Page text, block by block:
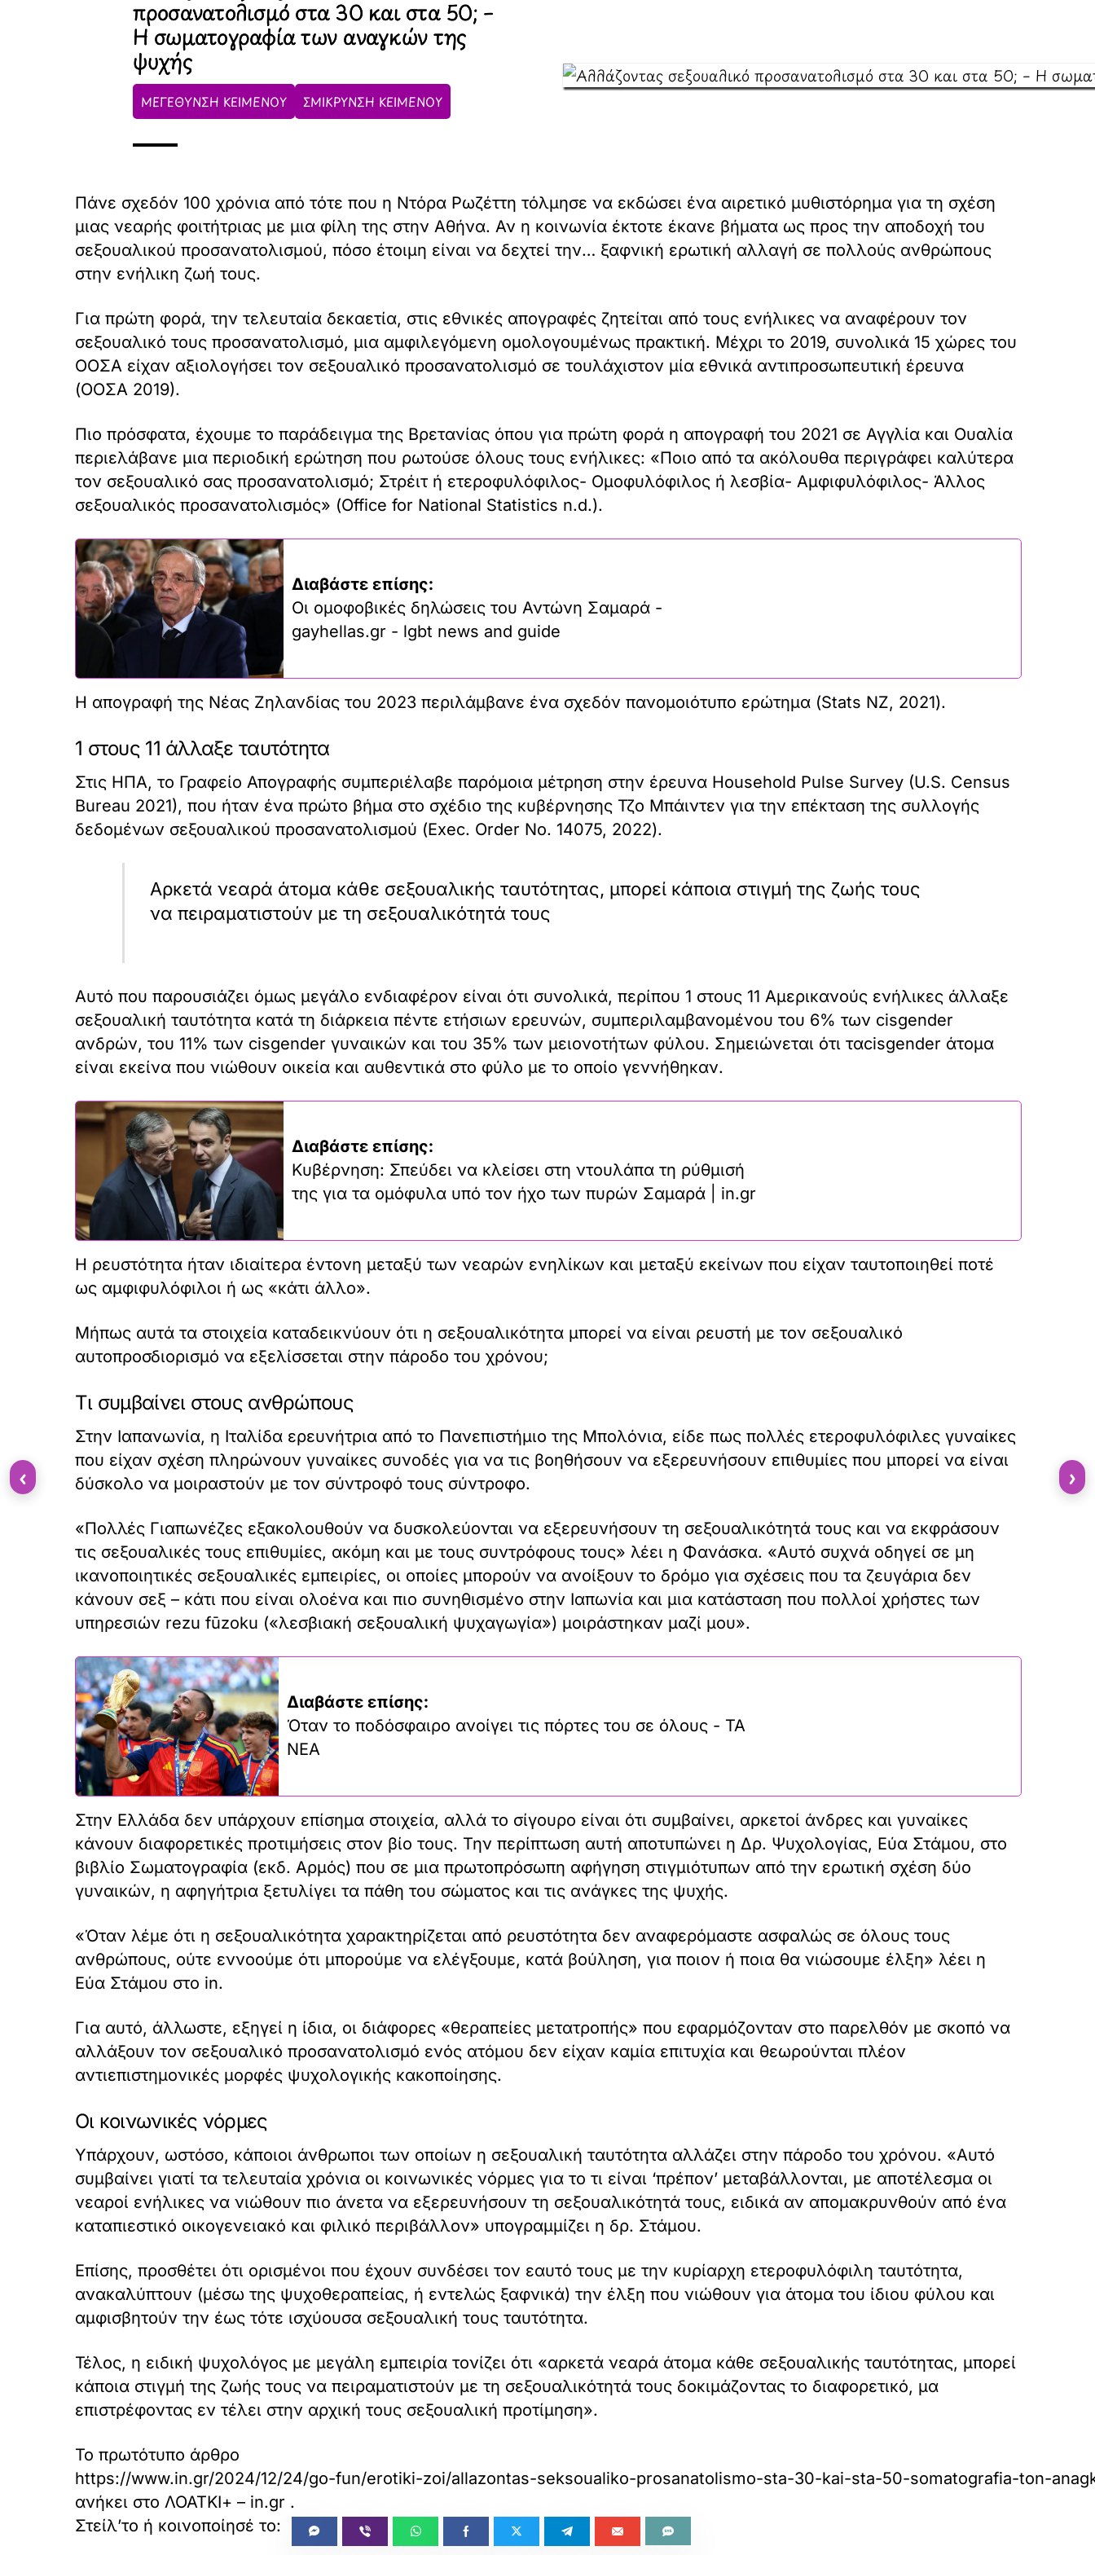
προσανατολισμό στα 30 και στα 50; –
Η σωματογραφία των αναγκών της
ψυχής
ΜΕΓΕΘΥΝΣΗ ΚΕΙΜΕΝΟΥ ΣΜΙΚΡΥΝΣΗ ΚΕΙΜΕΝΟΥ
Πάνε σχεδόν 100 χρόνια από τότε που η Ντόρα Ρωζέττη τόλμησε να εκδώσει ένα αιρετικό μυθιστόρημα για τη σχέση
μιας νεαρής φοιτήτριας με μια φίλη της στην Αθήνα. Αν η κοινωνία έκτοτε έκανε βήματα ως προς την αποδοχή του
σεξουαλικού προσανατολισμού, πόσο έτοιμη είναι να δεχτεί την… ξαφνική ερωτική αλλαγή σε πολλούς ανθρώπους
στην ενήλικη ζωή τους.
Για πρώτη φορά, την τελευταία δεκαετία, στις εθνικές απογραφές ζητείται από τους ενήλικες να αναφέρουν τον
σεξουαλικό τους προσανατολισμό, μια αμφιλεγόμενη ομολογουμένως πρακτική. Μέχρι το 2019, συνολικά 15 χώρες του
ΟΟΣΑ είχαν αξιολογήσει τον σεξουαλικό προσανατολισμό σε τουλάχιστον μία εθνικά αντιπροσωπευτική έρευνα
(ΟΟΣΑ 2019).
Πιο πρόσφατα, έχουμε το παράδειγμα της Βρετανίας όπου για πρώτη φορά η απογραφή του 2021 σε Αγγλία και Ουαλία
περιελάβανε μια περιοδική ερώτηση που ρωτούσε όλους τους ενήλικες: «Ποιο από τα ακόλουθα περιγράφει καλύτερα
τον σεξουαλικό σας προσανατολισμό; Στρέιτ ή ετεροφυλόφιλος- Ομοφυλόφιλος ή λεσβία- Αμφιφυλόφιλος- Άλλος
σεξουαλικός προσανατολισμός» (Office for National Statistics n.d.).
Διαβάστε επίσης:
Οι ομοφοβικές δηλώσεις του Αντώνη Σαμαρά -
gayhellas.gr - lgbt news and guide
Η απογραφή της Νέας Ζηλανδίας του 2023 περιλάμβανε ένα σχεδόν πανομοιότυπο ερώτημα (Stats NZ, 2021).
1 στους 11 άλλαξε ταυτότητα
Στις ΗΠΑ, το Γραφείο Απογραφής συμπεριέλαβε παρόμοια μέτρηση στην έρευνα Household Pulse Survey (U.S. Census
Bureau 2021), που ήταν ένα πρώτο βήμα στο σχέδιο της κυβέρνησης Τζο Μπάιντεν για την επέκταση της συλλογής
δεδομένων σεξουαλικού προσανατολισμού (Exec. Order No. 14075, 2022).
Αρκετά νεαρά άτομα κάθε σεξουαλικής ταυτότητας, μπορεί κάποια στιγμή της ζωής τους
να πειραματιστούν με τη σεξουαλικότητά τους
Αυτό που παρουσιάζει όμως μεγάλο ενδιαφέρον είναι ότι συνολικά, περίπου 1 στους 11 Αμερικανούς ενήλικες άλλαξε
σεξουαλική ταυτότητα κατά τη διάρκεια πέντε ετήσιων ερευνών, συμπεριλαμβανομένου του 6% των cisgender
ανδρών, του 11% των cisgender γυναικών και του 35% των μειονοτήτων φύλου. Σημειώνεται ότι ταcisgender άτομα
είναι εκείνα που νιώθουν οικεία και αυθεντικά στο φύλο με το οποίο γεννήθηκαν.
Διαβάστε επίσης:
Κυβέρνηση: Σπεύδει να κλείσει στη ντουλάπα τη ρύθμισή
της για τα ομόφυλα υπό τον ήχο των πυρών Σαμαρά | in.gr
Η ρευστότητα ήταν ιδιαίτερα έντονη μεταξύ των νεαρών ενηλίκων και μεταξύ εκείνων που είχαν ταυτοποιηθεί ποτέ
ως αμφιφυλόφιλοι ή ως «κάτι άλλο».
Μήπως αυτά τα στοιχεία καταδεικνύουν ότι η σεξουαλικότητα μπορεί να είναι ρευστή με τον σεξουαλικό
αυτοπροσδιορισμό να εξελίσσεται στην πάροδο του χρόνου;
Τι συμβαίνει στους ανθρώπους
Στην Ιαπανωνία, η Ιταλίδα ερευνήτρια από το Πανεπιστήμιο της Μπολόνια, είδε πως πολλές ετεροφυλόφιλες γυναίκες
που είχαν σχέση πληρώνουν γυναίκες συνοδές για να τις βοηθήσουν να εξερευνήσουν επιθυμίες που μπορεί να είναι
δύσκολο να μοιραστούν με τον σύντροφό τους σύντροφο.
«Πολλές Γιαπωνέζες εξακολουθούν να δυσκολεύονται να εξερευνήσουν τη σεξουαλικότητά τους και να εκφράσουν
τις σεξουαλικές τους επιθυμίες, ακόμη και με τους συντρόφους τους» λέει η Φανάσκα. «Αυτό συχνά οδηγεί σε μη
ικανοποιητικές σεξουαλικές εμπειρίες, οι οποίες μπορούν να ανοίξουν το δρόμο για σχέσεις που τα ζευγάρια δεν
κάνουν σεξ – κάτι που είναι ολοένα και πιο συνηθισμένο στην Ιαπωνία και μια κατάσταση που πολλοί χρήστες των
υπηρεσιών rezu fūzoku («λεσβιακή σεξουαλική ψυχαγωγία») μοιράστηκαν μαζί μου».
Διαβάστε επίσης:
Όταν το ποδόσφαιρο ανοίγει τις πόρτες του σε όλους - ΤΑ
ΝΕΑ
Στην Ελλάδα δεν υπάρχουν επίσημα στοιχεία, αλλά το σίγουρο είναι ότι συμβαίνει, αρκετοί άνδρες και γυναίκες
κάνουν διαφορετικές προτιμήσεις στον βίο τους. Την περίπτωση αυτή αποτυπώνει η Δρ. Ψυχολογίας, Εύα Στάμου, στο
βιβλίο Σωματογραφία (εκδ. Αρμός) που σε μια πρωτοπρόσωπη αφήγηση στιγμιότυπων από την ερωτική σχέση δύο
γυναικών, η αφηγήτρια ξετυλίγει τα πάθη του σώματος και τις ανάγκες της ψυχής.
«Όταν λέμε ότι η σεξουαλικότητα χαρακτηρίζεται από ρευστότητα δεν αναφερόμαστε ασφαλώς σε όλους τους
ανθρώπους, ούτε εννοούμε ότι μπορούμε να ελέγξουμε, κατά βούληση, για ποιον ή ποια θα νιώσουμε έλξη» λέει η
Εύα Στάμου στο in.
Για αυτό, άλλωστε, εξηγεί η ίδια, οι διάφορες «θεραπείες μετατροπής» που εφαρμόζονταν στο παρελθόν με σκοπό να
αλλάξουν τον σεξουαλικό προσανατολισμό ενός ατόμου δεν είχαν καμία επιτυχία και θεωρούνται πλέον
αντιεπιστημονικές μορφές ψυχολογικής κακοποίησης.
Οι κοινωνικές νόρμες
Υπάρχουν, ωστόσο, κάποιοι άνθρωποι των οποίων η σεξουαλική ταυτότητα αλλάζει στην πάροδο του χρόνου. «Αυτό
συμβαίνει γιατί τα τελευταία χρόνια οι κοινωνικές νόρμες για το τι είναι ‘πρέπον’ μεταβάλλονται, με αποτέλεσμα οι
νεαροί ενήλικες να νιώθουν πιο άνετα να εξερευνήσουν τη σεξουαλικότητά τους, ειδικά αν απομακρυνθούν από ένα
καταπιεστικό οικογενειακό και φιλικό περιβάλλον» υπογραμμίζει η δρ. Στάμου.
Επίσης, προσθέτει ότι ορισμένοι που έχουν συνδέσει τον εαυτό τους με την κυρίαρχη ετεροφυλόφιλη ταυτότητα,
ανακαλύπτουν (μέσω της ψυχοθεραπείας, ή εντελώς ξαφνικά) την έλξη που νιώθουν για άτομα του ίδιου φύλου και
αμφισβητούν την έως τότε ισχύουσα σεξουαλική τους ταυτότητα.
Τέλος, η ειδική ψυχολόγος με μεγάλη εμπειρία τονίζει ότι «αρκετά νεαρά άτομα κάθε σεξουαλικής ταυτότητας, μπορεί
κάποια στιγμή της ζωής τους να πειραματιστούν με τη σεξουαλικότητά τους δοκιμάζοντας το διαφορετικό, μα
επιστρέφοντας εν τέλει στην αρχική τους σεξουαλική προτίμηση».
Το πρωτότυπο άρθρο
https://www.in.gr/2024/12/24/go-fun/erotiki-zoi/allazontas-seksoualiko-prosanatolismo-sta-30-kai-sta-50-somatografia-ton-
ανήκει στο ΛΟΑΤΚΙ+ – in.gr .
‹ ›